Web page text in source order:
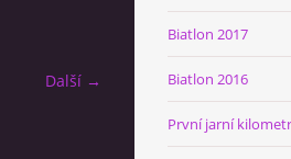
Další →
Biatlon 2017
Biatlon 2016
První jarní